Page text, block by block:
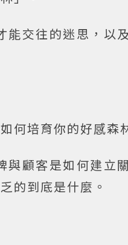
交往的迷思，以
何培育你的好感森
與顧客是如何建立
的到底是什麼。